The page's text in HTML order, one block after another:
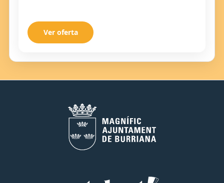
Ver oferta